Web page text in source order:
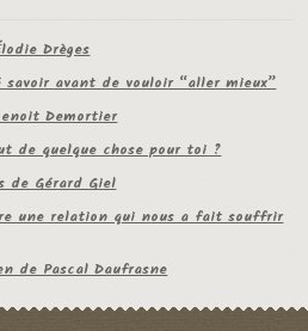
Drèges
savoir avant de vouloir “aller mieux”
Demortier
de quelque chose pour toi ?
de Gérard Giel
une relation qui nous a fait souffrir
de Pascal Daufrasne